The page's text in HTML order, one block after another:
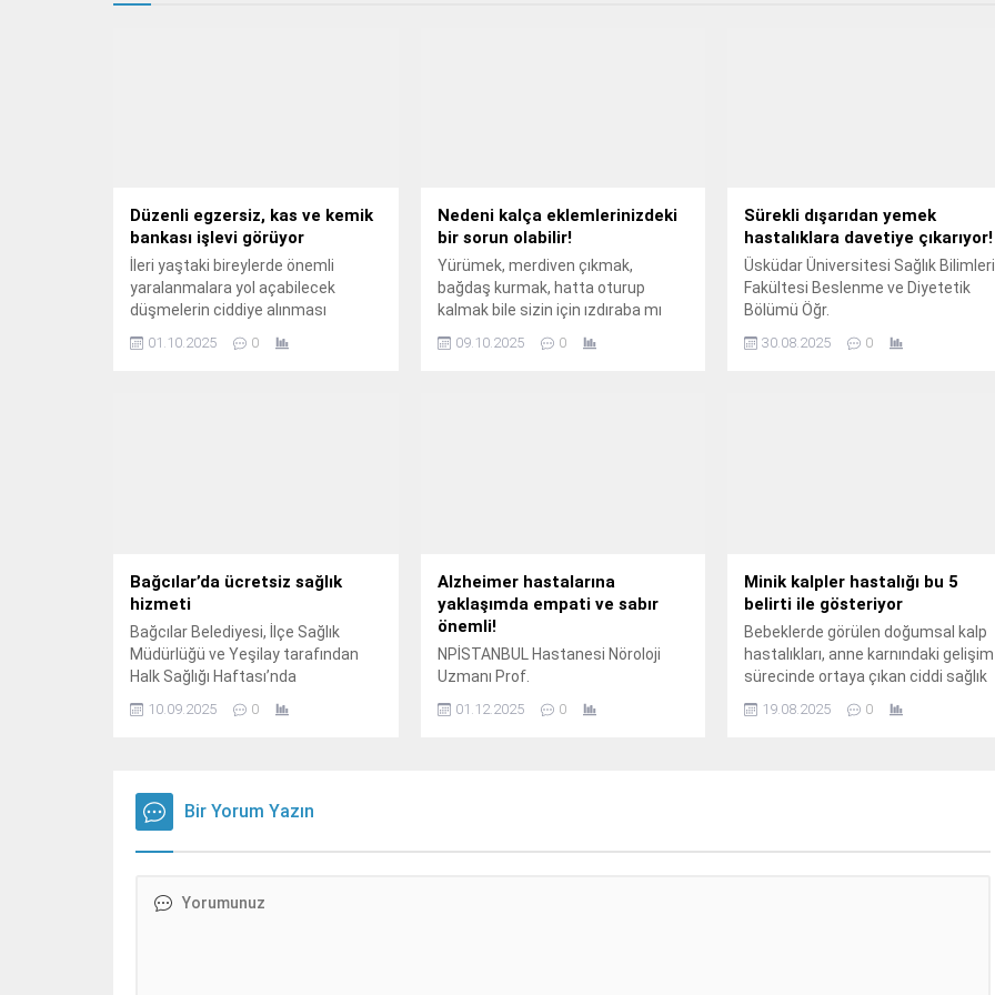
Düzenli egzersiz, kas ve kemik
bankası işlevi görüyor
İleri yaştaki bireylerde önemli
yaralanmalara yol açabilecek
düşmelerin ciddiye alınması
gerekiyor.
01.10.2025 0
Nedeni kalça eklemlerinizdeki
bir sorun olabilir!
Yürümek, merdiven çıkmak,
bağdaş kurmak, hatta oturup
kalmak bile sizin için ızdıraba mı
dönüşüyor? Şiddetli ağrı nedeniyle
günlük aktivitelerinizi yapmanızı
09.10.2025 0
Sürekli dışarıdan yemek
hastalıklara davetiye çıkarıyor!
Üsküdar Üniversitesi Sağlık Bilimleri
Fakültesi Beslenme ve Diyetetik
Bölümü Öğr.
30.08.2025 0
Bağcılar’da ücretsiz sağlık
hizmeti
Bağcılar Belediyesi, İlçe Sağlık
Müdürlüğü ve Yeşilay tarafından
Halk Sağlığı Haftası’nda
vatandaşlara ücretsiz sağlık
10.09.2025 0
Alzheimer hastalarına
yaklaşımda empati ve sabır
önemli!
NPİSTANBUL Hastanesi Nöroloji
Uzmanı Prof.
01.12.2025 0
Minik kalpler hastalığı bu 5
belirti ile gösteriyor
Bebeklerde görülen doğumsal kalp
hastalıkları, anne karnındaki gelişim
sürecinde ortaya çıkan ciddi sağlık
19.08.2025 0
Bir Yorum Yazın